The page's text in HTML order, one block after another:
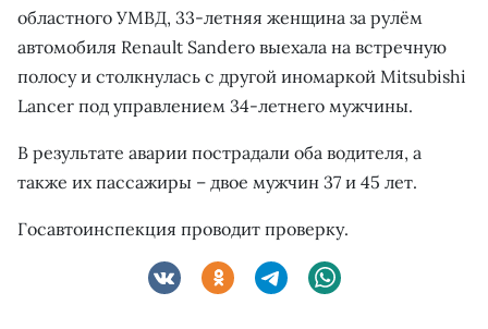
областного УМВД, 33-летняя женщина за рулём
автомобиля Renault Sandero выехала на встречную
полосу и столкнулась c другой иномаркой Mitsubishi
Lancer под управлением 34-летнего мужчины.
В результате аварии пострадали оба водителя, а
также их пассажиры – двое мужчин 37 и 45 лет.
Госавтоинспекция проводит проверку.